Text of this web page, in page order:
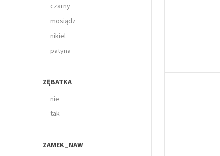
czarny
mosiądz
nikiel
patyna
ZĘBATKA
nie
tak
ZAMEK_NAW